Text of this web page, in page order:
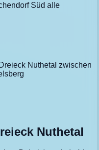
Süd alle
Nuthetal zwischen
Nuthetal